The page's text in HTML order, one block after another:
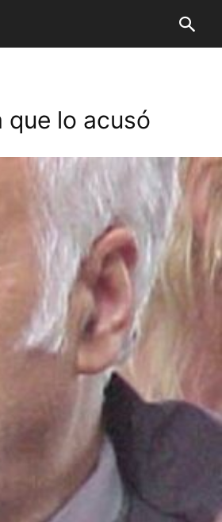
lo acusó